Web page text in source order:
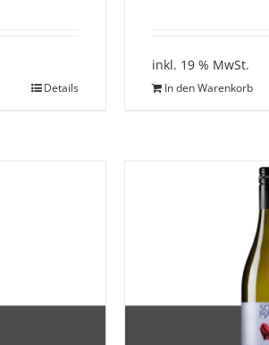
Details
inkl. 19 % MwSt.
In den Warenkorb